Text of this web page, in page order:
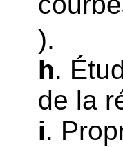
).
h.
de la
i.